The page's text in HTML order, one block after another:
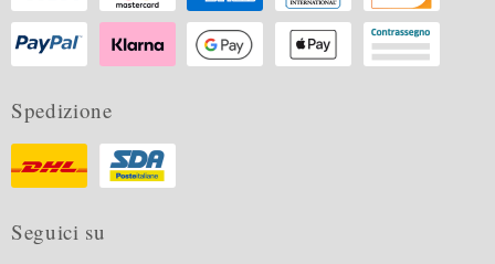
Spedizione
Seguici su